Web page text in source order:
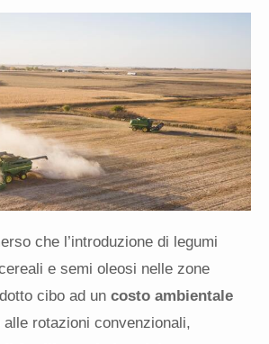
che l’introduzione di legumi
e semi oleosi nelle zone
cibo ad un costo ambientale
alle rotazioni convenzionali,